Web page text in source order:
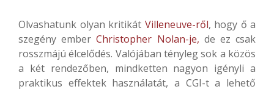
Olvashatunk olyan kritikát Villeneuve-ről, hogy ő a
szegény ember Christopher Nolan-je, de ez csak
rosszmájú élcelődés. Valójában tényleg sok a közös
a két rendezőben, mindketten nagyon igényli a
praktikus effektek használatát, a CGI-t a lehető